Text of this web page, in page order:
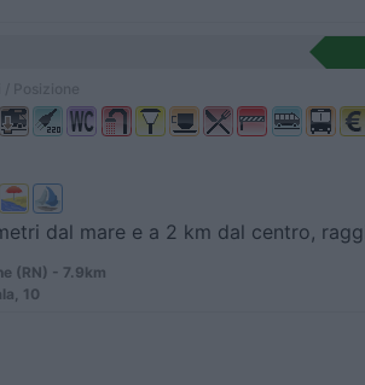
dal mare e a 2 km dal centro,
(RN) - 7.9km
10